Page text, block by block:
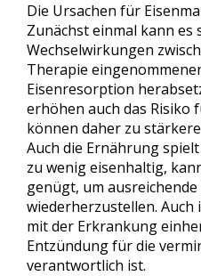
Die Ursachen für
Zunächst einmal kann es
Wechselwirkungen
Therapie
Eisenresorption
erhöhen auch das
können daher zu
Auch die Ernährung
zu wenig eisenhaltig,
genügt, um
wiederherzustellen. Auch
mit der Erkrankung
Entzündung für die
verantwortlich ist.